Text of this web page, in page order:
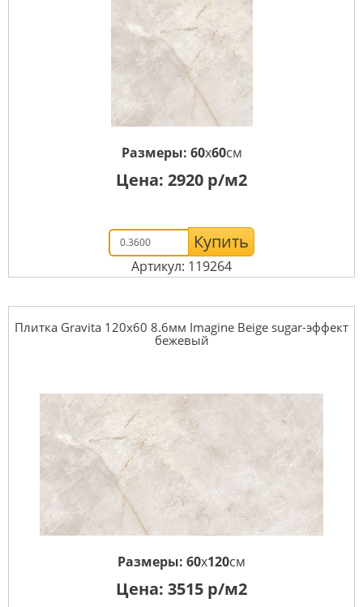
Размеры: 60x60см
Цена: 2920 р/м2
Купить
Артикул: 119264
Плитка Gravita 120x60 8.6мм Imagine Beige sugar-эффект
бежевый
Размеры: 60x120см
Цена: 3515 р/м2